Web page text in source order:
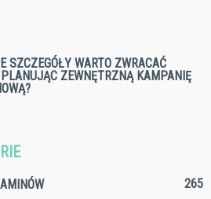
SZCZEGÓŁY WARTO ZWRACAĆ
PLANUJĄC ZEWNĘTRZNĄ KAMPANIĘ
265